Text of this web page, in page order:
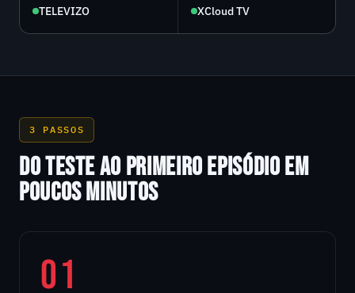
TELEVIZO XCloud TV
3 PASSOS
DO TESTE AO PRIMEIRO EPISÓDIO EM
POUCOS MINUTOS
01